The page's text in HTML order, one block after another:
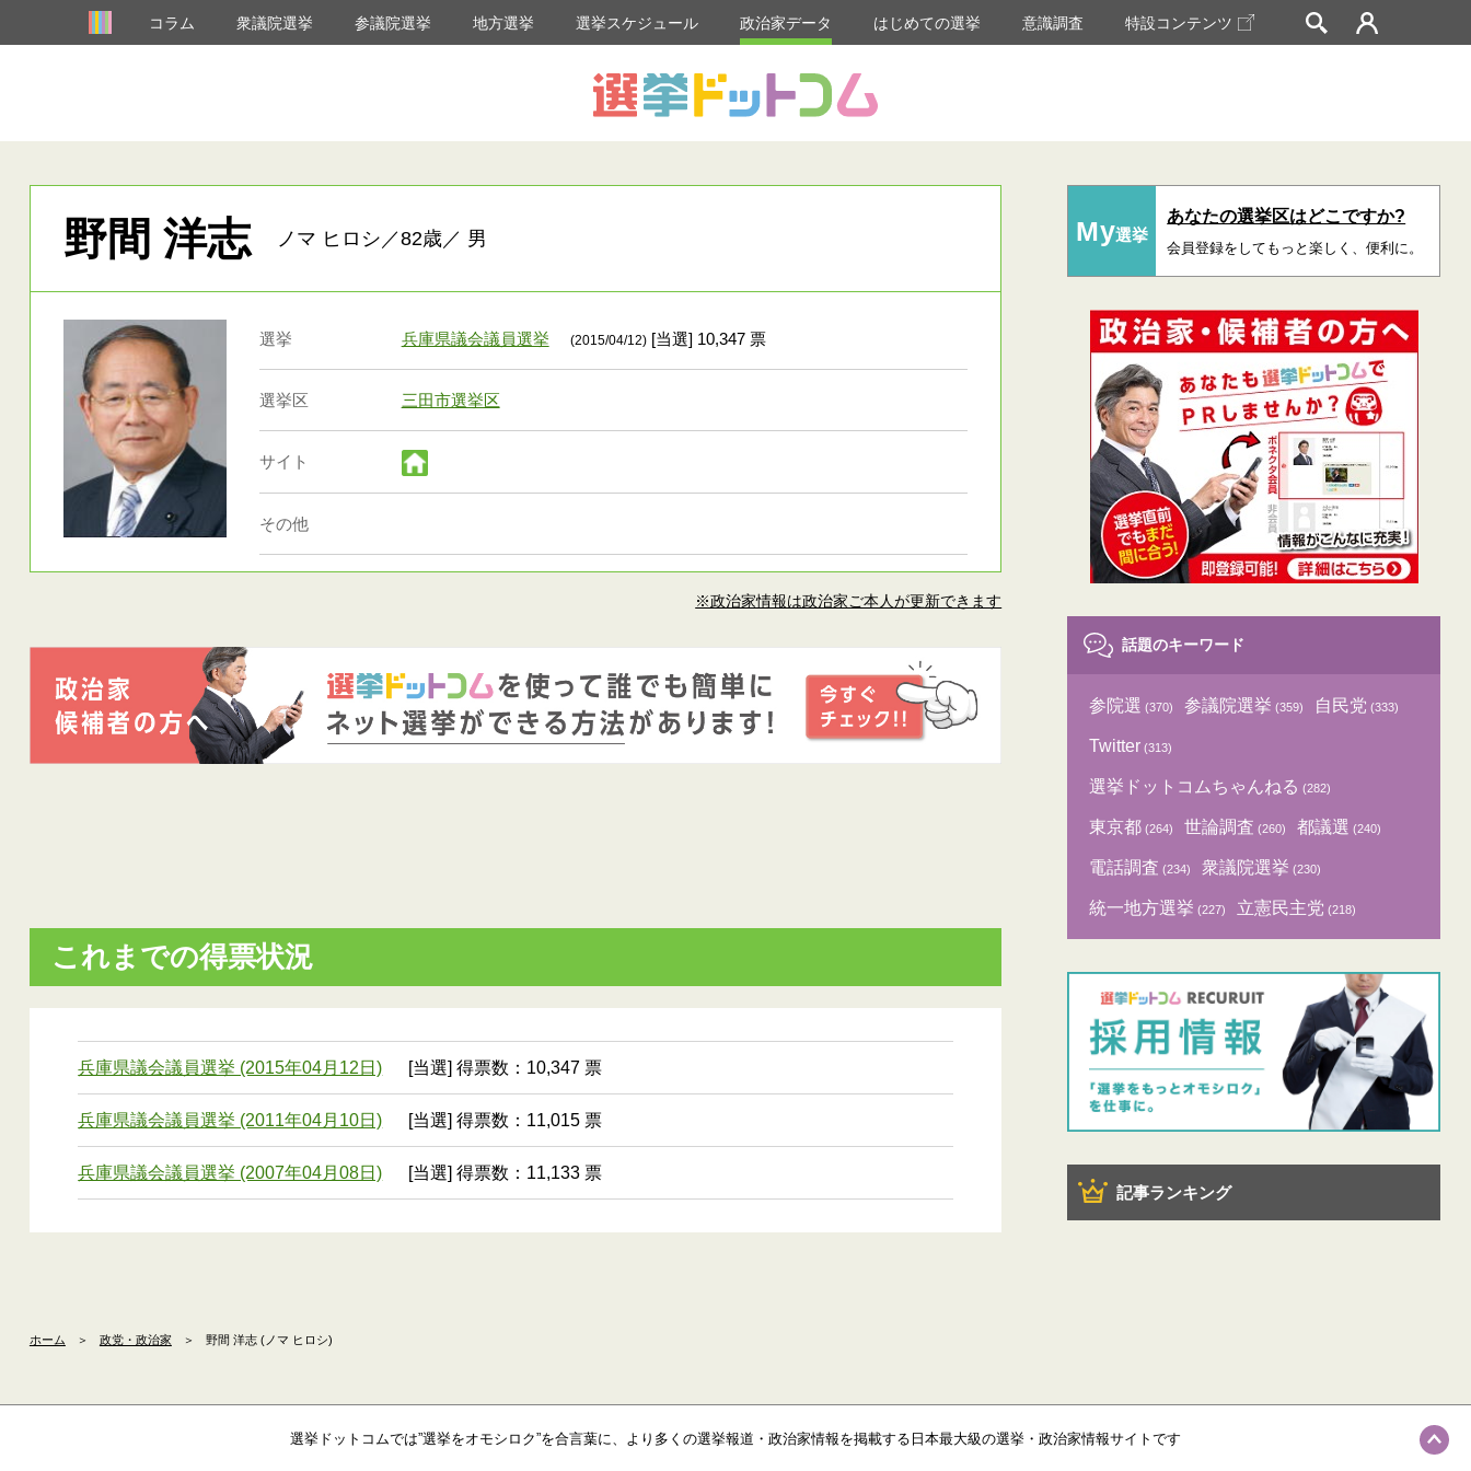
コラム 衆議院選挙 参議院選挙 地方選挙 選挙スケジュール 政治家データ はじめての選挙 意識調査 特設コンテンツ
野間 洋志 ノマ ヒロシ／82歳／ 男
選挙 兵庫県議会議員選挙 (2015/04/12)[当選] 10,347 票
選挙区 三田市選挙区
サイト
その他
※政治家情報は政治家ご本人が更新できます
これまでの得票状況
兵庫県議会議員選挙 (2015年04月12日) [当選] 得票数：10,347 票
兵庫県議会議員選挙 (2011年04月10日) [当選] 得票数：11,015 票
兵庫県議会議員選挙 (2007年04月08日) [当選] 得票数：11,133 票
My選挙
あなたの選挙区はどこですか?
会員登録をしてもっと楽しく、便利に。
話題のキーワード
参院選 (370) 参議院選挙 (359) 自民党 (333)
Twitter (313)
選挙ドットコムちゃんねる (282)
東京都 (264) 世論調査 (260) 都議選 (240)
電話調査 (234) 衆議院選挙 (230)
統一地方選挙 (227) 立憲民主党 (218)
記事ランキング
ホーム ＞ 政党・政治家 ＞ 野間 洋志 (ノマ ヒロシ)
選挙ドットコムでは”選挙をオモシロク”を合言葉に、より多くの選挙報道・政治家情報を掲載する日本最大級の選挙・政治家情報サイトです